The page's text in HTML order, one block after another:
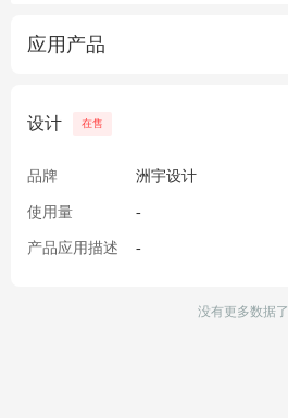
应用产品
设计 在售
品牌 洲宇设计
使用量 -
产品应用描述 -
没有更多数据了